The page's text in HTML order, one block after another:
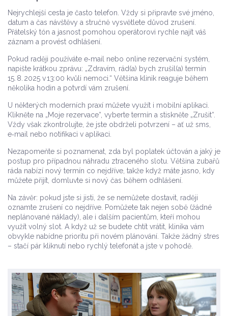
Nejrychlejší cesta je často telefon. Vždy si připravte své jméno,
datum a čas návštěvy a stručně vysvětlete důvod zrušení.
Přátelský tón a jasnost pomohou operátorovi rychle najít váš
záznam a provést odhlášení.
Pokud raději používáte e‑mail nebo online rezervační systém,
napište krátkou zprávu: „Zdravím, rád(a) bych zrušil(a) termín
15. 8. 2025 v 13:00 kvůli nemoci.“ Většina klinik reaguje během
několika hodin a potvrdí vám zrušení.
U některých moderních praxí můžete využít i mobilní aplikaci.
Klikněte na „Moje rezervace“, vyberte termín a stiskněte „Zrušit“.
Vždy však zkontrolujte, že jste obdrželi potvrzení – ať už sms,
e‑mail nebo notifikaci v aplikaci.
Nezapomeňte si poznamenat, zda byl poplatek účtován a jaký je
postup pro případnou náhradu ztraceného slotu. Většina zubařů
ráda nabízí nový termín co nejdříve, takže když máte jasno, kdy
můžete přijít, domluvte si nový čas během odhlášení.
Na závěr: pokud jste si jisti, že se nemůžete dostavit, raději
oznamte zrušení co nejdříve. Pomůžete tak nejen sobě (žádné
neplánované náklady), ale i dalším pacientům, kteří mohou
využít volný slot. A když už se budete chtít vrátit, klinika vám
obvykle nabídne prioritu při novém plánování. Takže žádný stres
– stačí pár kliknutí nebo rychlý telefonát a jste v pohodě.